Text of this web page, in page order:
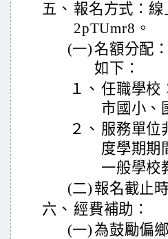
五、 報名方式：
2pTUmr8。
(一) 名額分配
如下：
１、 任職學校
市國小、
２、 服務單位
度學期期
一般學校
(二) 報名截止
六、 經費補助：
(一)為鼓勵偏